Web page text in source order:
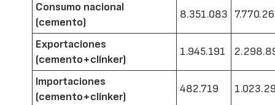
Consumo nacional
(cemento)
8.351.083
Exportaciones
(cemento+clínker)
1.945.191
Importaciones
(cemento+clínker)
482.719